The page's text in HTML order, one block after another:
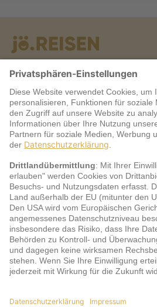
Warum jö?
Service
jö Bonus Club Partner
Zahlungsarten & Sicherheit